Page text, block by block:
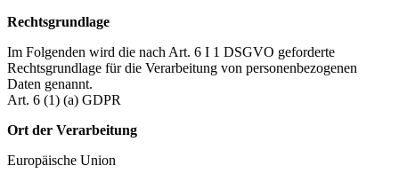
Rechtsgrundlage
Im Folgenden wird die nach Art. 6 I 1 DSGVO geforderte
Rechtsgrundlage für die Verarbeitung von personenbezogenen
Daten genannt.
Art. 6 (1) (a) GDPR
Ort der Verarbeitung
Europäische Union